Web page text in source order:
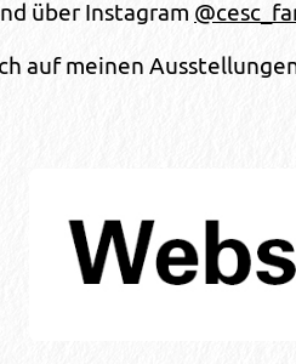
über Instagram
auf meinen